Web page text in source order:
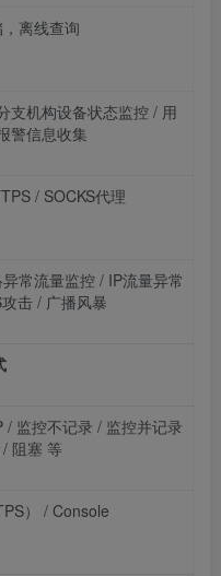
离线查询
支机构设备状态监控/ 用
警信息收集
/ SOCKS代理
异常流量监控 / IP流量异常
攻击/ 广播风暴
/ 监控不记录 / 监控并记录
阻塞 等
） / Console